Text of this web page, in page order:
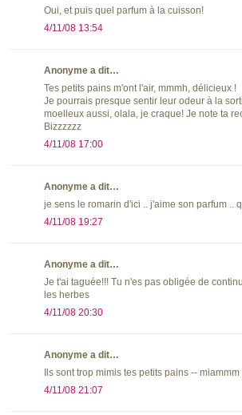
Oui, et puis quel parfum à la cuisson!
4/11/08 13:54
Anonyme a dit…
Tes petits pains m'ont l'air, mmmh, délicieux !
Je pourrais presque sentir leur odeur à la
moelleux aussi, olala, je craque! Je note ta
Bizzzzzz
4/11/08 17:00
Anonyme a dit…
je sens le romarin d'ici .. j'aime son parfum ..
4/11/08 19:27
Anonyme a dit…
Je t'ai taguée!!! Tu n'es pas obligée de
les herbes
4/11/08 20:30
Anonyme a dit…
Ils sont trop mimis tes petits pains -- miammm
4/11/08 21:07